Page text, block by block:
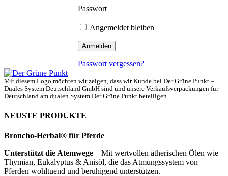
Passwort
Angemeldet bleiben
Passwort vergessen?
Mit diesem Logo möchten wir zeigen, dass wir Kunde bei Der Grüne Punkt –
Duales System Deutschland GmbH sind und unsere Verkaufsverpackungen für
Deutschland am dualen System Der Grüne Punkt beteiligen.
NEUSTE PRODUKTE
Broncho-Herbal® für Pferde
Unterstützt die Atemwege – Mit wertvollen ätherischen Ölen wie
Thymian, Eukalyptus & Anisöl, die das Atmungssystem von
Pferden wohltuend und beruhigend unterstützen.